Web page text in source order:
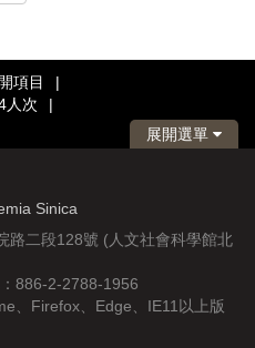
項目
|
人次
|
展開選單
Sinica
路二段128號 (人文社會科學館北
886-2-2788-1956
Firefox、Edge、IE11以上版